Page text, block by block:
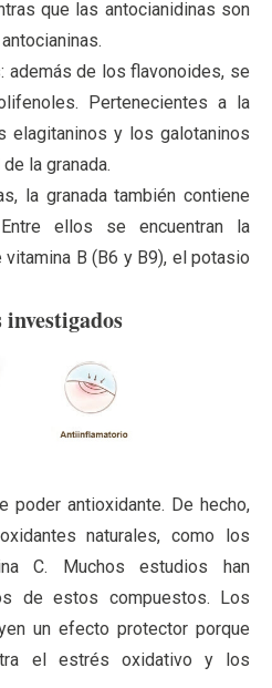
que las antocianidinas son
además de los flavonoides, se
Pertenecientes a la
elagitaninos y los galotaninos
la granada.
la granada también contiene
ellos se encuentran la
B (B6 y B9), el potasio
investigados
poder antioxidante. De hecho,
naturales, como los
C. Muchos estudios han
de estos compuestos. Los
un efecto protector porque
el estrés oxidativo y los